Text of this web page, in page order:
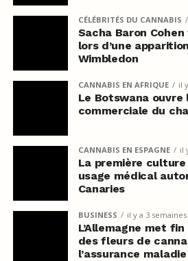
CÉLÉBRITÉS DU CANNABIS
Sacha Baron
lors d’une
Wimbledon
CANNABIS EN AFRIQUE il
Le Botswana
commerciale du
CANNABIS EN ESPAGNE il
La première
usage médical
Canaries
BUSINESS il y a 3 semaines
L’Allemagne met
des fleurs de
l’assurance